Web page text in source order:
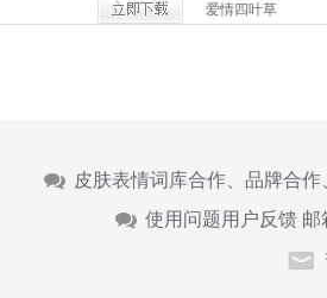
爱情四叶草
皮肤表情词库合作、品牌合
使用问题用户反馈 邮